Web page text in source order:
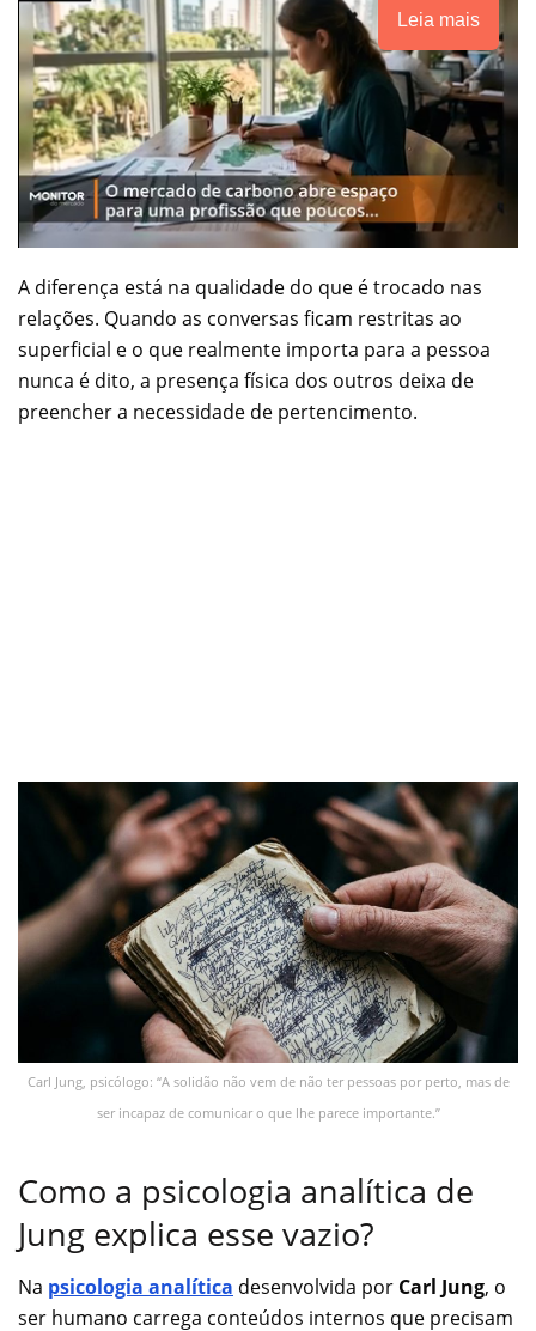
Leia mais
A diferença está na qualidade do que é trocado nas
relações. Quando as conversas ficam restritas ao
superficial e o que realmente importa para a pessoa
nunca é dito, a presença física dos outros deixa de
preencher a necessidade de pertencimento.
Carl Jung, psicólogo: “A solidão não vem de não ter pessoas por perto, mas de
ser incapaz de comunicar o que lhe parece importante.”
Como a psicologia analítica de
Jung explica esse vazio?
Na psicologia analítica desenvolvida por Carl Jung, o
ser humano carrega conteúdos internos que precisam